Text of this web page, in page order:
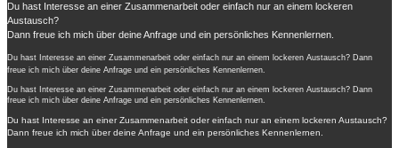
Du hast Interesse an einer Zusammenarbeit oder einfach nur an einem lockeren
Austausch?
Dann freue ich mich über deine Anfrage und ein persönliches Kennenlernen.
Du hast Interesse an einer Zusammenarbeit oder einfach nur an einem lockeren Austausch? Dann
freue ich mich über deine Anfrage und ein persönliches Kennenlernen.
Du hast Interesse an einer Zusammenarbeit oder einfach nur an einem lockeren Austausch? Dann
freue ich mich über deine Anfrage und ein persönliches Kennenlernen.
Du hast Interesse an einer Zusammenarbeit oder einfach nur an einem lockeren Austausch?
Dann freue ich mich über deine Anfrage und ein persönliches Kennenlernen.